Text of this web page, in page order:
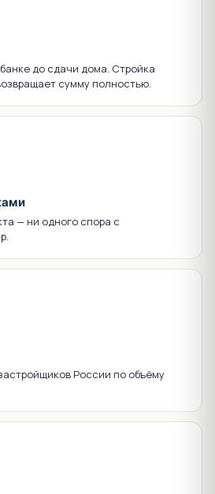
до сдачи дома. Стройка
сумму полностью.
— ни одного спора с
России по объёму